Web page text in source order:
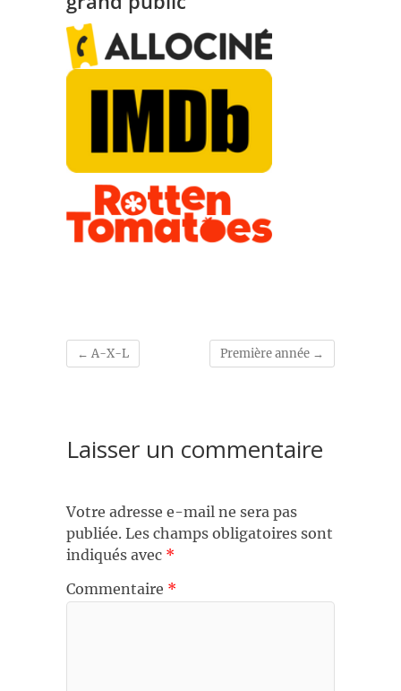
← A-X-L Première année →
Laisser un commentaire
Votre adresse e-mail ne sera pas
publiée. Les champs obligatoires sont
indiqués avec *
Commentaire *